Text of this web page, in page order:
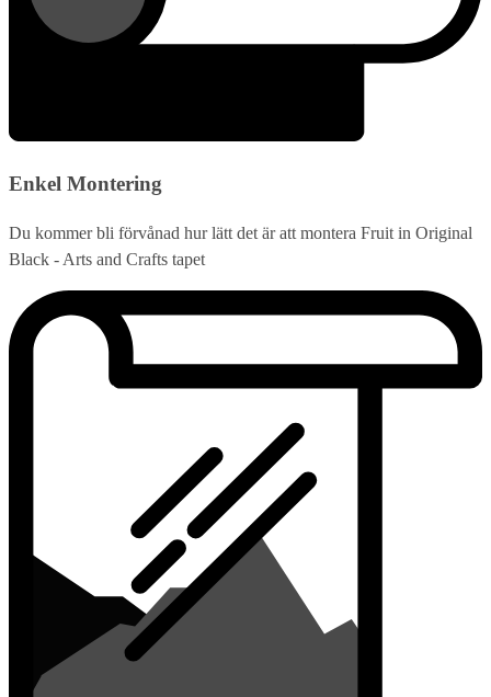
Enkel Montering
Du kommer bli förvånad hur lätt det är att montera Fruit in Original
Black - Arts and Crafts tapet